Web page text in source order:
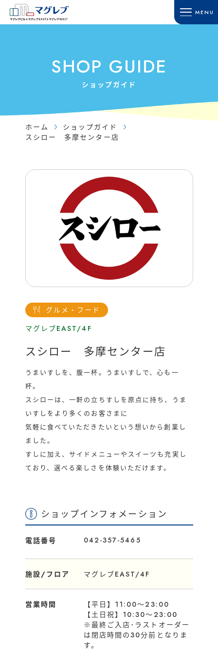
MENU
TOWN GUIDE
マグレブEAST
マグレブWEST
マグレブパーキング
新着情報
SHOP NEWS
ショップニュース
ACCESS
アクセス・駐車場
採用情報
CONTACT
お問い合わせ
運営会社 催事/物件
SHOP GUIDE
ショップガイド
ホーム
ショップガイド
スシロー 多摩センター店
グルメ・フード
マグレブEAST/4F
スシロー 多摩センター店
うまいすしを、腹一杯。うまいすしで、心も一
杯。
スシローは、一軒の立ちすしを原点に持ち、うま
いすしをより多くのお客さまに
気軽に食べていただきたいという想いから創業し
ました。
すしに加え、サイドメニューやスイーツも充実し
ており、選べる楽しさを体験いただけます。
ショップインフォメーション
電話番号 042-357-5465
施設/フロア マグレブEAST/4F
営業時間
【平日】11:00～23:00
【土日祝】10:30～23:00
※最終ご入店･ラストオーダー
は閉店時間の30分前となりま
す。